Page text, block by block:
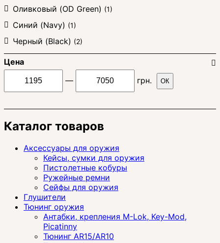
Оливковый (OD Green) (1)
Синий (Navy) (1)
Черный (Black) (2)
Цена
—
грн. ОК
Каталог товаров
Аксессуары для оружия
Кейсы, сумки для оружия
Пистолетные кобуры
Ружейные ремни
Сейфы для оружия
Глушители
Тюнинг оружия
Антабки, крепления M-Lok, Key-Mod,
Picatinny
Тюнинг AR15/AR10